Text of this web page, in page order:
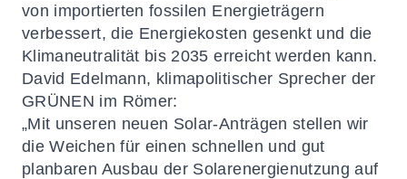
von importierten fossilen Energieträgern
verbessert, die Energiekosten gesenkt und die
Klimaneutralität bis 2035 erreicht werden kann.
David Edelmann, klimapolitischer Sprecher der
GRÜNEN im Römer:
„Mit unseren neuen Solar-Anträgen stellen wir
die Weichen für einen schnellen und gut
planbaren Ausbau der Solarenergienutzung auf